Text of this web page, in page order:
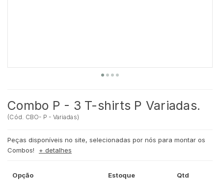
Combo P - 3 T-shirts P Variadas.
(Cód. CBO- P - Variadas)
Peças disponíveis no site, selecionadas por nós para montar os
Combos!
+ detalhes
Opção Estoque Qtd